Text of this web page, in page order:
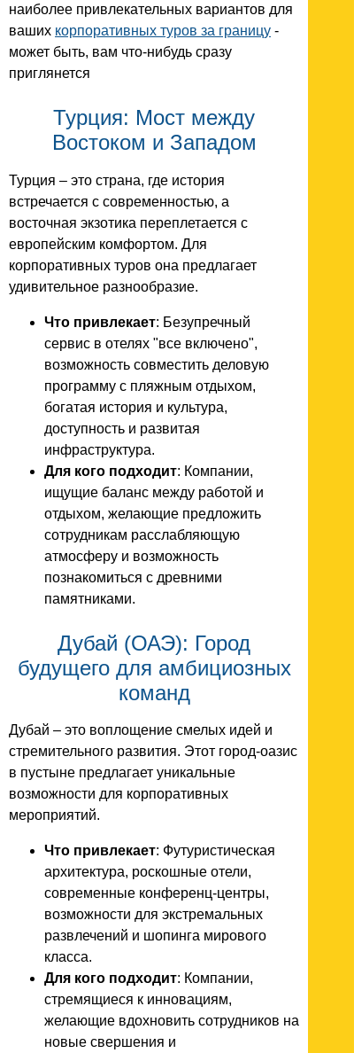
наиболее привлекательных вариантов для
ваших корпоративных туров за границу -
может быть, вам что-нибудь сразу
приглянется
Турция: Мост между
Востоком и Западом
Турция – это страна, где история
встречается с современностью, а
восточная экзотика переплетается с
европейским комфортом. Для
корпоративных туров она предлагает
удивительное разнообразие.
Что привлекает: Безупречный
сервис в отелях "все включено",
возможность совместить деловую
программу с пляжным отдыхом,
богатая история и культура,
доступность и развитая
инфраструктура.
Для кого подходит: Компании,
ищущие баланс между работой и
отдыхом, желающие предложить
сотрудникам расслабляющую
атмосферу и возможность
познакомиться с древними
памятниками.
Дубай (ОАЭ): Город
будущего для амбициозных
команд
Дубай – это воплощение смелых идей и
стремительного развития. Этот город-оазис
в пустыне предлагает уникальные
возможности для корпоративных
мероприятий.
Что привлекает: Футуристическая
архитектура, роскошные отели,
современные конференц-центры,
возможности для экстремальных
развлечений и шопинга мирового
класса.
Для кого подходит: Компании,
стремящиеся к инновациям,
желающие вдохновить сотрудников на
новые свершения и